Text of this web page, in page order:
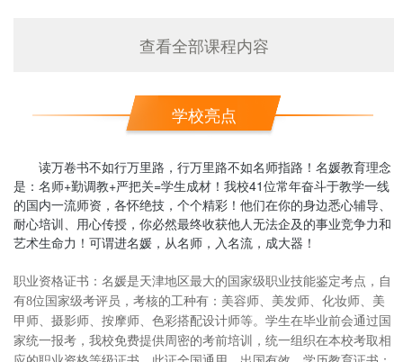
查看全部课程内容
学校亮点
读万卷书不如行万里路，行万里路不如名师指路！名媛教育理念
是：名师+勤调教+严把关=学生成材！我校41位常年奋斗于教学一线
的国内一流师资，各怀绝技，个个精彩！他们在你的身边悉心辅导、
耐心培训、用心传授，你必然最终收获他人无法企及的事业竞争力和
艺术生命力！可谓进名媛，从名师，入名流，成大器！
职业资格证书：名媛是天津地区最大的国家级职业技能鉴定考点，自
有8位国家级考评员，考核的工种有：美容师、美发师、化妆师、美
甲师、摄影师、按摩师、色彩搭配设计师等。学生在毕业前会通过国
家统一报考，我校免费提供周密的考前培训，统一组织在本校考取相